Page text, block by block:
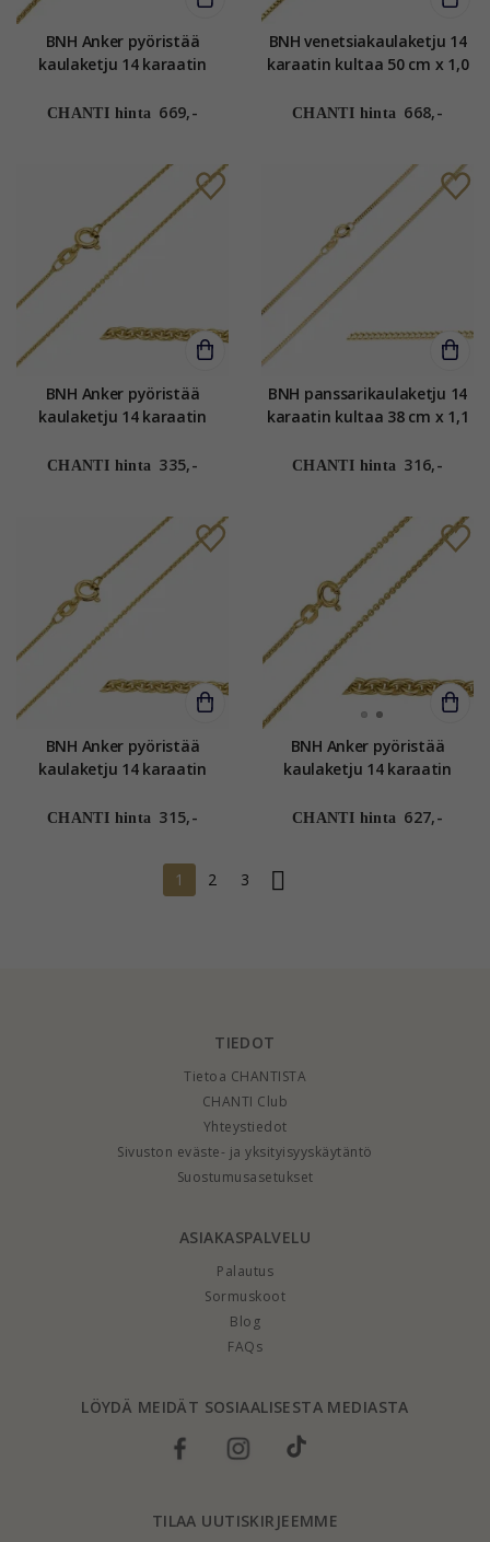
BNH Anker pyöristää
kaulaketju 14 karaatin
CHANTI hinta 669,-
BNH venetsiakaulaketju 14
karaatin kultaa 50 cm x 1,0
CHANTI hinta 668,-
BNH Anker pyöristää
kaulaketju 14 karaatin
CHANTI hinta 335,-
BNH panssarikaulaketju 14
karaatin kultaa 38 cm x 1,1
CHANTI hinta 316,-
BNH Anker pyöristää
kaulaketju 14 karaatin
CHANTI hinta 315,-
BNH Anker pyöristää
kaulaketju 14 karaatin
CHANTI hinta 627,-
1 2 3
TIEDOT
Tietoa CHANTISTA
CHANTI Club
Yhteystiedot
Sivuston eväste- ja yksityisyyskäytäntö
Suostumusasetukset
ASIAKASPALVELU
Palautus
Sormuskoot
Blog
FAQs
LÖYDÄ MEIDÄT SOSIAALISESTA MEDIASTA
TILAA UUTISKIRJEEMME